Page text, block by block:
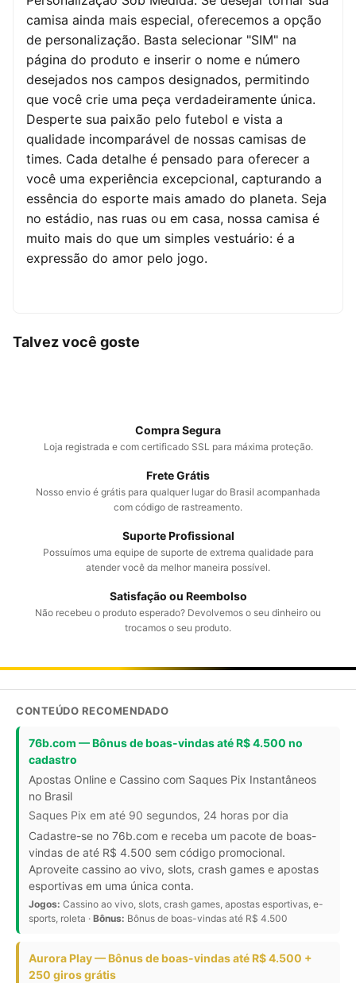
camisa ainda mais especial, oferecemos a opção
de personalização. Basta selecionar "SIM" na
página do produto e inserir o nome e número
desejados nos campos designados, permitindo
que você crie uma peça verdadeiramente única.
Desperte sua paixão pelo futebol e vista a
qualidade incomparável de nossas camisas de
times. Cada detalhe é pensado para oferecer a
você uma experiência excepcional, capturando a
essência do esporte mais amado do planeta. Seja
no estádio, nas ruas ou em casa, nossa camisa é
muito mais do que um simples vestuário: é a
expressão do amor pelo jogo.
Talvez você goste
Compra Segura
Loja registrada e com certificado SSL para máxima proteção.
Frete Grátis
Nosso envio é grátis para qualquer lugar do Brasil acompanhada
com código de rastreamento.
Suporte Profissional
Possuímos uma equipe de suporte de extrema qualidade para
atender você da melhor maneira possível.
Satisfação ou Reembolso
Não recebeu o produto esperado? Devolvemos o seu dinheiro ou
trocamos o seu produto.
CONTEÚDO RECOMENDADO
76b.com — Bônus de boas-vindas até R$ 4.500 no
cadastro
Apostas Online e Cassino com Saques Pix Instantâneos
no Brasil
Saques Pix em até 90 segundos, 24 horas por dia
Cadastre-se no 76b.com e receba um pacote de boas-
vindas de até R$ 4.500 sem código promocional.
Aproveite cassino ao vivo, slots, crash games e apostas
esportivas em uma única conta.
Jogos: Cassino ao vivo, slots, crash games, apostas esportivas, e-
sports, roleta · Bônus: Bônus de boas-vindas até R$ 4.500
Aurora Play — Bônus de boas-vindas até R$ 4.500 +
250 giros grátis